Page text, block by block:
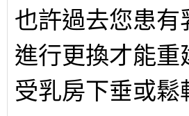
也許過去您患
進行更換才能
受乳房下垂或